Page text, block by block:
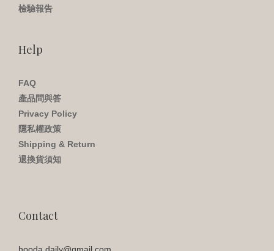
檢驗報告
Help
FAQ
產品問與答
Privacy Policy
隱私權政策
Shipping & Return
退換貨須知
Contact